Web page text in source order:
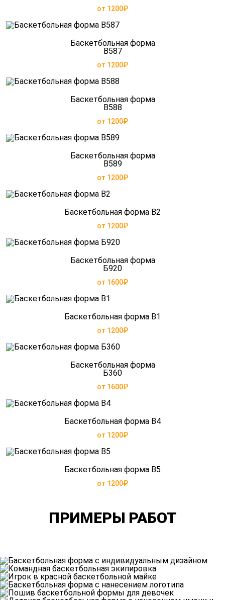
от 1200₽
Баскетбольная форма
B587
от 1200₽
Баскетбольная форма
B588
от 1200₽
Баскетбольная форма
B589
от 1200₽
Баскетбольная форма B2
от 1200₽
Баскетбольная форма
Б920
от 1600₽
Баскетбольная форма B1
от 1200₽
Баскетбольная форма
Б360
от 1600₽
Баскетбольная форма B4
от 1200₽
Баскетбольная форма B5
от 1200₽
ПРИМЕРЫ РАБОТ